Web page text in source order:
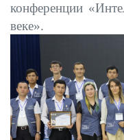
конференции
веке».